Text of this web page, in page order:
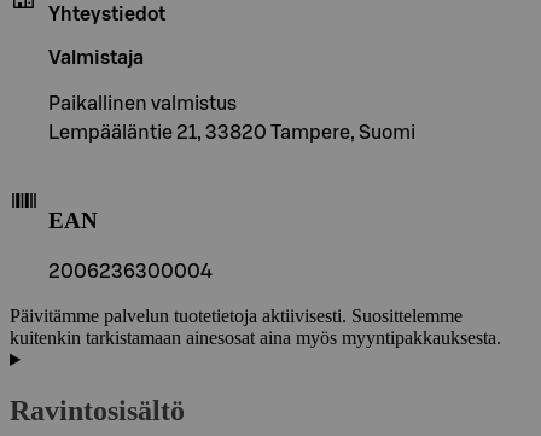
Yhteystiedot
Valmistaja
Paikallinen valmistus
Lempääläntie 21, 33820 Tampere, Suomi
EAN
2006236300004
Päivitämme palvelun tuotetietoja aktiivisesti. Suosittelemme
kuitenkin tarkistamaan ainesosat aina myös myyntipakkauksesta.
Ravintosisältö